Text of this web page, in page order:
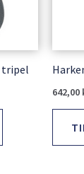
tripel
642,00